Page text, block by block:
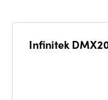
Infinitek